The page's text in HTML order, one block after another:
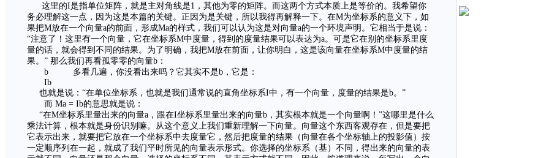
这里的I是指单位矩阵，就是主对角线是1，其他为零的矩阵。而这两个方式本质上是等价的。我希望你
务必理解这一点，因为这是本篇的关键。正因为是关键，所以我得再解释一下。在M为坐标系的意义下，如
果把M放在一个向量a的前面，形成Ma的样式，我们可以认为这是对向量a的一个环境声明。它相当于是说：
“注意了！这里有一个向量，它在坐标系M中度量，得到的度量结果可以表达为a。可是它在别的坐标系里度
量的话，就会得到不同的结果。为了明确，我把M放在前面，让你明白，这是该向量在坐标系M中度量的结
果。” 那么我们再看孤零零的向量b：
b 多看几遍，你没看出来吗？它其实不是b，它是：
Ib
也就是说：“在单位坐标系，也就是我们通常说的直角坐标系I中，有一个向量，度量的结果是b。”
而 Ma = Ib的意思就是说：
“在M坐标系里量出来的向量a，跟在I坐标系里量出来的向量b，其实根本就是一个向量啊！”这哪里是什么
乘法计算，根本就是身份识别嘛。从这个意义上我们重新理解一下向量。向量这个东西客观存在，但是要把
它表示出来，就要把它放在一个坐标系中去度量它，然后把度量的结果（向量在各个坐标轴上的投影值）按
一定顺序列在一起，就成了我们平时所见的向量表示形式。你选择的坐标系（基）不同，得出来的向量的表